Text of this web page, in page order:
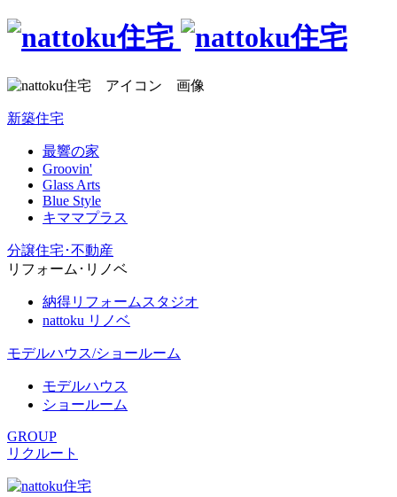
新築住宅
最響の家
Groovin'
Glass Arts
Blue Style
キママプラス
分譲住宅･不動産
リフォーム･リノベ
納得リフォームスタジオ
nattoku リノベ
モデルハウス/ショールーム
モデルハウス
ショールーム
GROUP
リクルート